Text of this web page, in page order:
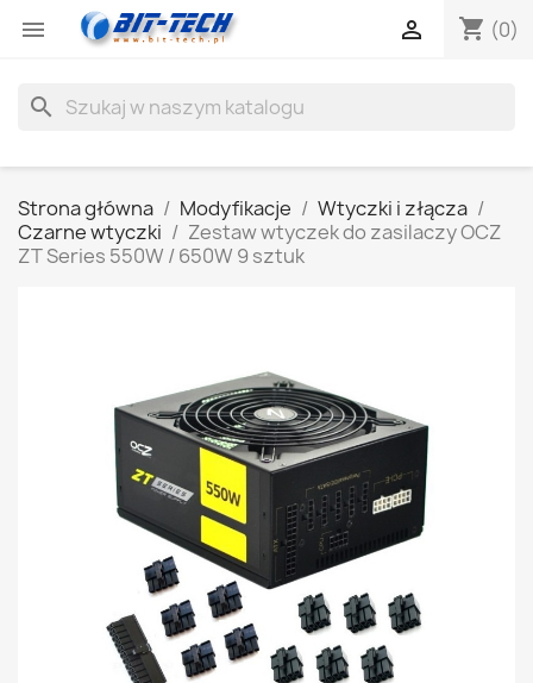
 shopping_cart (0)

search
Strona główna Modyfikacje
Wtyczki i złącza
Czarne wtyczki
Zestaw wtyczek do zasilaczy OCZ
ZT Series 550W / 650W 9 sztuk